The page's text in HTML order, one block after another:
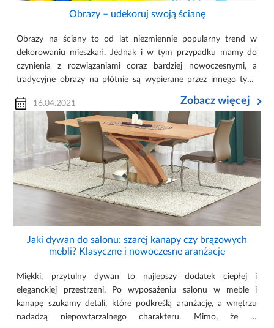
Obrazy – udekoruj swoją ścianę
Obrazy na ściany to od lat niezmiennie popularny trend w
dekorowaniu mieszkań. Jednak i w tym przypadku mamy do
czynienia z rozwiązaniami coraz bardziej nowoczesnymi, a
tradycyjne obrazy na płótnie są wypierane przez innego typu
wiekami możli...
16.04.2021 Zobacz więcej
Jaki dywan do salonu: szarej kanapy czy brązowych
mebli? Klasyczne i nowoczesne aranżacje
Miękki, przytulny dywan to najlepszy dodatek ciepłej i
eleganckiej przestrzeni. Po wyposażeniu salonu w meble i
kanapę szukamy detali, które podkreślą aranżację, a wnętrzu
nadadzą niepowtarzalnego charakteru. Mimo, że w